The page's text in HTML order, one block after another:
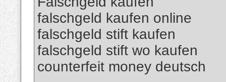
falschgeld kaufen online
falschgeld stift kaufen
falschgeld stift wo kaufen
counterfeit money deutsch